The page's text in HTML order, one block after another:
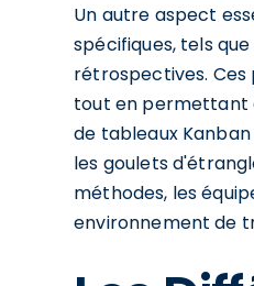
Un autre aspect
spécifiques, tels
rétrospectives.
tout en permettant
de tableaux
les goulets
méthodes, les
environnement de